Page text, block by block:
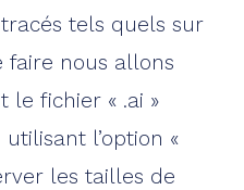
tels quels sur
faire nous allons
fichier « .ai »
l’option «
les tailles de